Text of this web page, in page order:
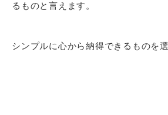
るものと言えます。
シンプルに心から納得できるものを